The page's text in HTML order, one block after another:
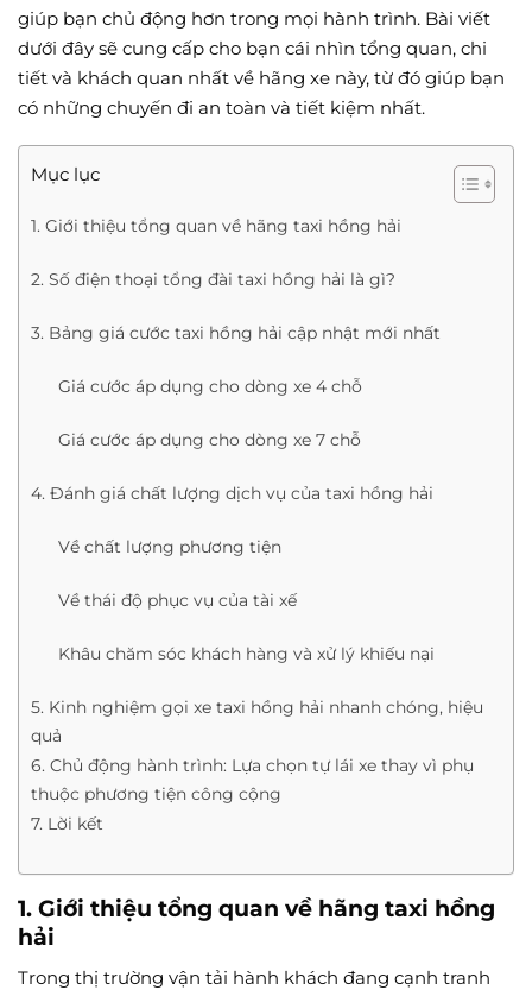
giúp bạn chủ động hơn trong mọi hành trình. Bài viết
dưới đây sẽ cung cấp cho bạn cái nhìn tổng quan, chi
tiết và khách quan nhất về hãng xe này, từ đó giúp bạn
có những chuyến đi an toàn và tiết kiệm nhất.
Mục lục
1. Giới thiệu tổng quan về hãng taxi hồng hải
2. Số điện thoại tổng đài taxi hồng hải là gì?
3. Bảng giá cước taxi hồng hải cập nhật mới nhất
Giá cước áp dụng cho dòng xe 4 chỗ
Giá cước áp dụng cho dòng xe 7 chỗ
4. Đánh giá chất lượng dịch vụ của taxi hồng hải
Về chất lượng phương tiện
Về thái độ phục vụ của tài xế
Khâu chăm sóc khách hàng và xử lý khiếu nại
5. Kinh nghiệm gọi xe taxi hồng hải nhanh chóng, hiệu
quả
6. Chủ động hành trình: Lựa chọn tự lái xe thay vì phụ
thuộc phương tiện công cộng
7. Lời kết
1. Giới thiệu tổng quan về hãng taxi hồng
hải
Trong thị trường vận tải hành khách đang cạnh tranh